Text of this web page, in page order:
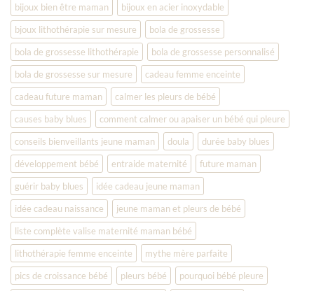
bijoux bien être maman
bijoux en acier inoxydable
bjoux lithothérapie sur mesure
bola de grossesse
bola de grossesse lithothérapie
bola de grossesse personnalisé
bola de grossesse sur mesure
cadeau femme enceinte
cadeau future maman
calmer les pleurs de bébé
causes baby blues
comment calmer ou apaiser un bébé qui pleure
conseils bienveillants jeune maman
doula
durée baby blues
développement bébé
entraide maternité
future maman
guérir baby blues
idée cadeau jeune maman
idée cadeau naissance
jeune maman et pleurs de bébé
liste complète valise maternité maman bébé
lithothérapie femme enceinte
mythe mère parfaite
pics de croissance bébé
pleurs bébé
pourquoi bébé pleure